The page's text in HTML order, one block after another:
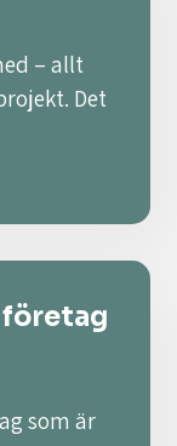
– allt
Det
företag
som är